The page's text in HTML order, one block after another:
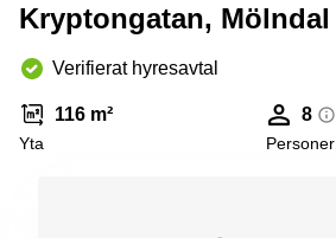
Kryptongatan, Mölndal
Verifierat hyresavtal
116 m²
Yta
8
Personer